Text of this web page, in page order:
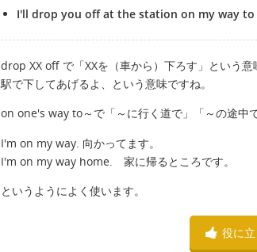
I'll drop you off at the station on my way to
drop XX off で「XXを（車から）下ろす」という意
駅で下してあげるよ、という意味ですね。
on one's way to～で「～に行く道で」「～の途中で
I'm on my way. 向かってます。
I'm on my way home. 家に帰るところです。
というようによく使います。
役に